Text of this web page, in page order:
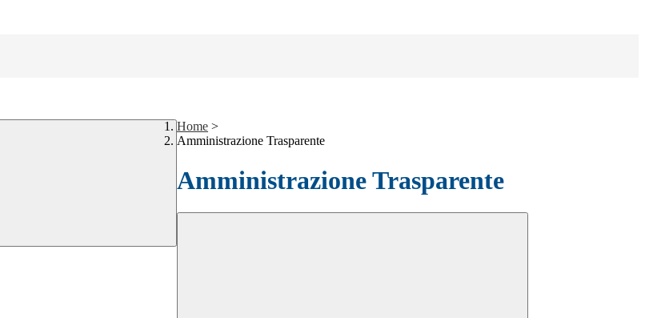
Home >
Amministrazione Trasparente
Amministrazione Trasparente